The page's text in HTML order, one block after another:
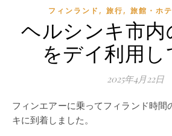
フィンランド , 旅行, 旅館・ホ
ヘルシンキ市
をデイ利用し
2025年4月22日
フィンエアーに乗ってフィランド時間の早朝５時、ヘルシン
キに到着しました。